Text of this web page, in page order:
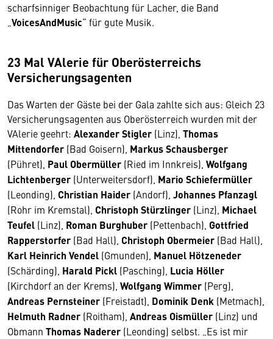
scharfsinniger Beobachtung für Lacher, die Band
VoicesAndMusic“ für gute Musik.
23 Mal VAlerie für Oberösterreichs
Versicherungsagenten
Das Warten der Gäste bei der Gala zahlte sich aus: Gleich 23
Versicherungsagenten aus Oberösterreich wurden mit der
VAlerie geehrt: Alexander Stigler (Linz), Thomas
Mittendorfer (Bad Goisern), Markus Schausberger
(Pühret), Paul Obermüller (Ried im Innkreis), Wolfgang
Lichtenberger (Unterweitersdorf), Mario Schiefermüller
(Leonding), Christian Haider (Andorf), Johannes Pfanzagl
(Rohr im Kremstal), Christoph Stürzlinger (Linz), Michael
Teufel (Linz), Roman Burghuber (Pettenbach), Gottfried
Rapperstorfer (Bad Hall), Christoph Obermeier (Bad Hall),
Karl Heinrich Vendel (Gmunden), Manuel Hötzeneder
(Schärding), Harald Pickl (Pasching), Lucia Höller
(Kirchdorf an der Krems), Wolfgang Wimmer (Perg),
Andreas Pernsteiner (Freistadt), Dominik Denk (Metmach),
Helmuth Radner (Roitham), Andreas Oismüller (Linz) und
Obmann Thomas Naderer (Leonding) selbst. „Es ist mir